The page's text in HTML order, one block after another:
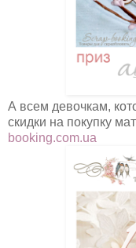
А всем девочкам,
скидки на покупку
booking.com.ua